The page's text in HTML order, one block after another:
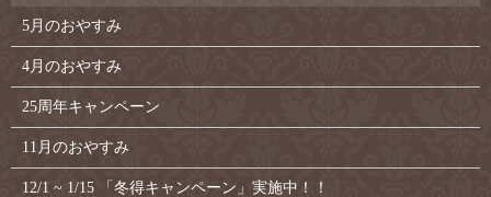
5月のおやすみ
4月のおやすみ
25周年キャンペーン
11月のおやすみ
12/1 ~ 1/15 「冬得キャンペーン」実施中！！